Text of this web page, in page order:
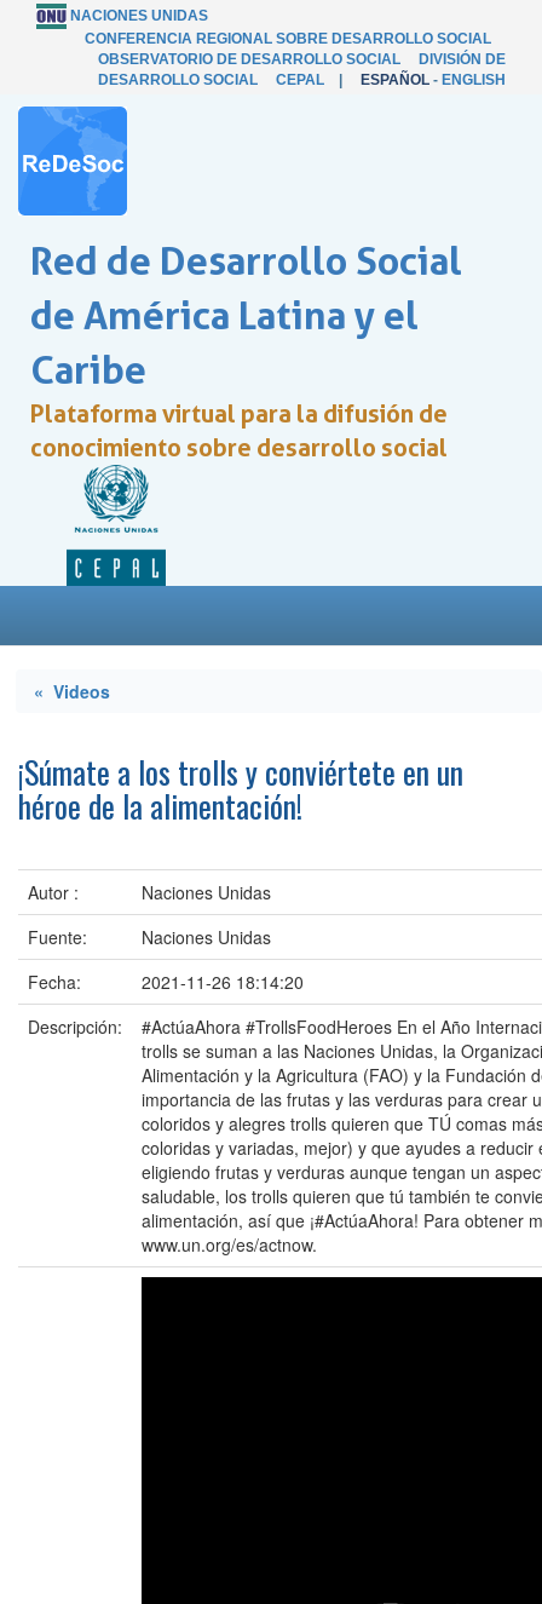
NACIONES UNIDAS
CONFERENCIA REGIONAL SOBRE DESARROLLO SOCIAL
OBSERVATORIO DE DESARROLLO SOCIAL
DIVISIÓN DE
DESARROLLO SOCIAL
CEPAL ESPAÑOL - ENGLISH
Red de Desarrollo Social
de América Latina y el
Caribe
Plataforma virtual para la difusión de
conocimiento sobre desarrollo social
« Videos
¡Súmate a los trolls y conviértete en un
héroe de la alimentación!
Autor :
Naciones Unidas
Fuente:
Naciones Unidas
Fecha:
2021-11-26 18:14:20
Descripción:
#ActúaAhora #TrollsFoodHeroes En el Año
trolls se suman a las Naciones Unidas, la
Alimentación y la Agricultura (FAO) y la Fundación
importancia de las frutas y las verduras para crear
coloridos y alegres trolls quieren que TÚ comas
coloridas y variadas, mejor) y que ayudes a
eligiendo frutas y verduras aunque tengan un
saludable, los trolls quieren que tú también te
alimentación, así que ¡#ActúaAhora! Para obtener
www.un.org/es/actnow.